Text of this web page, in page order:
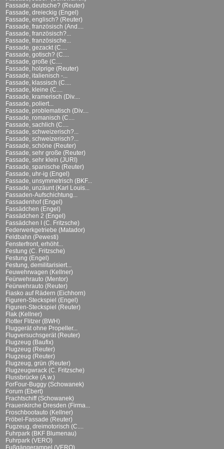
Fassade, deutsche? (Reuter)
Fassade, dreieckig (Engel)
Fassade, englisch? (Reuter)
Fassade, französisch (And....
Fassade, französisch?...
Fassade, französische...
Fassade, gezackt (C....
Fassade, gotisch? (C....
Fassade, große (C....
Fassade, holprige (Reuter)
Fassade, italienisch -...
Fassade, klassisch (C....
Fassade, kleine (C....
Fassade, kramerisch (Div....
Fassade, poliert...
Fassade, problematisch (Div....
Fassade, romanisch (C....
Fassade, sachlich (C....
Fassade, schweizerisch?...
Fassade, schweizerisch?...
Fassade, schöne (Reuter)
Fassade, sehr große (Reuter)
Fassade, sehr klein (JURI)
Fassade, spanische (Reuter)
Fassade, uhr-ig (Engel)
Fassade, unsymmetrisch (BKF...
Fassade, unzäunt (Karl Louis...
Fassaden-Aufschichtung...
Fassadenhof (Engel)
Fassädchen (Engel)
Fassädchen 2 (Engel)
Fassädchen I (C. Fritzsche)
Federwerkgetriebe (Matador)
Feldbahn (Pewesti)
Fensterfront, erhöht...
Festung (C. Fritzsche)
Festung (Engel)
Festung, demilitarisiert...
Feuwehrwagen (Kellner)
Feürwehrauto (Mentor)
Feürwehrauto (Reuter)
Fiasko auf Rädern (Eichhorn)
Figuren-Steckspiel (Engel)
Figuren-Steckspiel (Reuter)
Flak (Kellner)
Flotter Flitzer (BWH)
Fluggerät ohne Propeller...
Flugversuchsgerät (Reuter)
Flugzeug (Baufix)
Flugzeug (Reuter)
Flugzeug (Reuter)
Flugzeug, grün (Reuter)
Flugzeugwrack (C. Fritzsche)
Flussbrücke (A.w.)
ForFour-Buggy (Schowanek)
Forum (Ebert)
Frachtschiff (Schowanek)
Frauenkirche Dresden (Firma...
Froschbootauto (Kellner)
Fröbel-Fassade (Reuter)
Fugzeug, dreimotorisch (C....
Fuhrpark (BKF Blumenau)
Fuhrpark (VERO)
Fußgängerampel (VERO)